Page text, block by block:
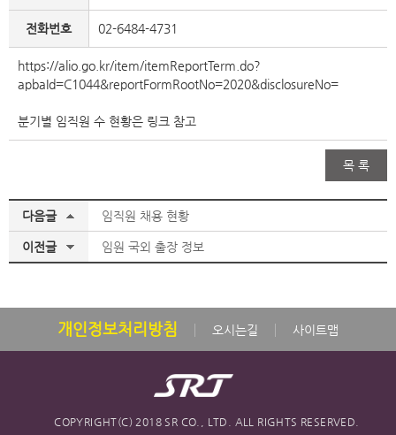
전화번호 02-6484-4731
https://alio.go.kr/item/itemReportTerm.do?
apbaId=C1044&reportFormRootNo=2020&disclosureNo=
분기별 임직원 수 현황은 링크 참고
목 록
다음글 임직원 채용 현황
이전글 임원 국외 출장 정보
개인정보처리방침 오시는길 사이트맵
COPYRIGHT(C) 2018 SR CO., LTD. ALL RIGHTS RESERVED.